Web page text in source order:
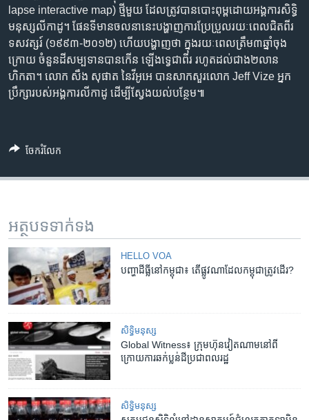
lapse interactive map)​ ថ្មី​មួយ ដែល​​ត្រូវ​បាន​បោះពុម្ព​ដោយ​អង្គការ​សិទ្ធិ​
មនុស្ស​លីកាដូ។ ផែនទី​មាន​ចលនា​នេះ​បង្ហាញ​ការ​ប្រែប្រួល​រយៈ​ពេល​ជិត​ពីរ​
ទសវត្សរ៍ (១៩៩៣-២០១២) ហើយ​បង្ហាញ​ថា ក្នុង​រយៈ​ពេល​ត្រឹម​៣​ឆ្នាំ​ចុង​
ក្រោយ​ ចំនួន​ដី​សម្បទាន​បាន​កើន ឡើង​ទ្វេ​ជា​ពីរ រហូត​ដល់​ជាង​២​លាន​
ហិកតា។ លោក សឹង សុផាត នៃ​វីអូអេ បាន​សាកសួរ​លោក Jeff Vize អ្នក​
ប្រឹក្សា​របស់​អង្គការ​លីកាដូ ដើម្បី​ស្វែង​យល់​បន្ថែម៕
ចែករំលែក
អត្ថបទ​ទាក់ទង
HELLO VOA
បញ្ហា​ដីធ្លី​នៅ​កម្ពុជា៖ តើ​ផ្លូវ​ណា​ដែល​កម្ពុជា​ត្រូវ​ដើរ?
សិទ្ធិ​មនុស្ស
Global Witness៖ ក្រុមហ៊ុន​វៀតណាម​នៅ​ពី​
ក្រោយ​ការ​ឆក់ប្លន់​ដី​ប្រជាពលរដ្ឋ
សិទ្ធិ​មនុស្ស